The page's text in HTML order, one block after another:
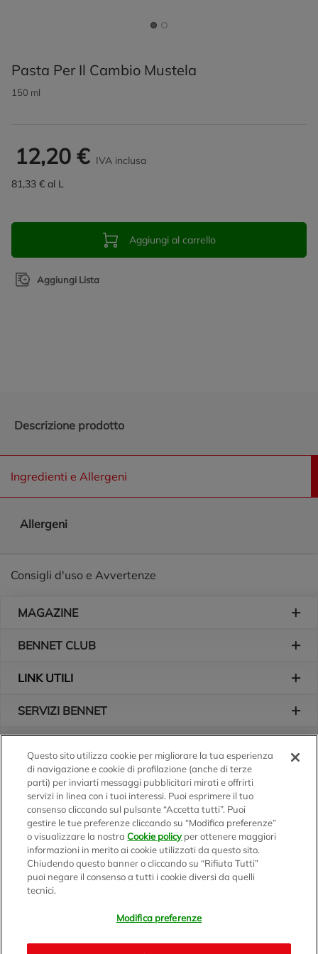
Pasta Per Il Cambio Mustela
150 ml
12,20 € IVA inclusa
81,33 € al L
Aggiungi al carrello
Aggiungi Lista
Descrizione prodotto
Ingredienti e Allergeni
Allergeni
Consigli d'uso e Avvertenze
MAGAZINE
BENNET CLUB
LINK UTILI
SERVIZI BENNET
Logo Bennet
Seguici sui nostri canali
Scarica l'app
Questo sito utilizza cookie per migliorare la tua esperienza
di navigazione e cookie di profilazione (anche di terze
parti) per inviarti messaggi pubblicitari mirati e offrirti
servizi in linea con i tuoi interessi. Puoi esprimere il tuo
consenso cliccando sul pulsante “Accetta tutti”. Puoi
gestire le tue preferenze cliccando su “Modifica preferenze”
o visualizzare la nostraCookie policyper ottenere maggiori
informazioni in merito ai cookie utilizzati da questo sito.
Chiudendo questo banner o cliccando su “Rifiuta Tutti”
puoi negare il consenso a tutti i cookie diversi da quelli
tecnici.
Modifica preferenze